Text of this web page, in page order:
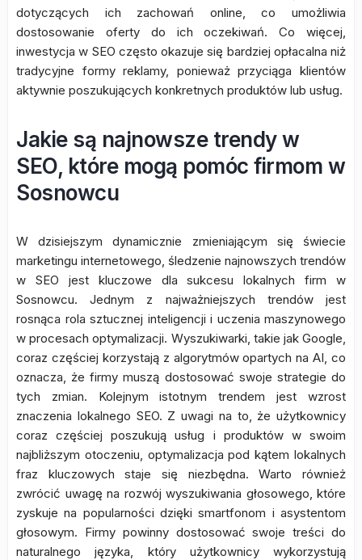
dotyczących ich zachowań online, co umożliwia
dostosowanie oferty do ich oczekiwań. Co więcej,
inwestycja w SEO często okazuje się bardziej opłacalna niż
tradycyjne formy reklamy, ponieważ przyciąga klientów
aktywnie poszukujących konkretnych produktów lub usług.
Jakie są najnowsze trendy w
SEO, które mogą pomóc firmom w
Sosnowcu
W dzisiejszym dynamicznie zmieniającym się świecie
marketingu internetowego, śledzenie najnowszych trendów
w SEO jest kluczowe dla sukcesu lokalnych firm w
Sosnowcu. Jednym z najważniejszych trendów jest
rosnąca rola sztucznej inteligencji i uczenia maszynowego
w procesach optymalizacji. Wyszukiwarki, takie jak Google,
coraz częściej korzystają z algorytmów opartych na AI, co
oznacza, że firmy muszą dostosować swoje strategie do
tych zmian. Kolejnym istotnym trendem jest wzrost
znaczenia lokalnego SEO. Z uwagi na to, że użytkownicy
coraz częściej poszukują usług i produktów w swoim
najbliższym otoczeniu, optymalizacja pod kątem lokalnych
fraz kluczowych staje się niezbędna. Warto również
zwrócić uwagę na rozwój wyszukiwania głosowego, które
zyskuje na popularności dzięki smartfonom i asystentom
głosowym. Firmy powinny dostosować swoje treści do
naturalnego języka, który użytkownicy wykorzystują